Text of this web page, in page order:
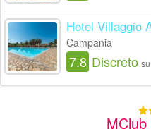
Hotel Villaggio
Campania
7.8 Discreto